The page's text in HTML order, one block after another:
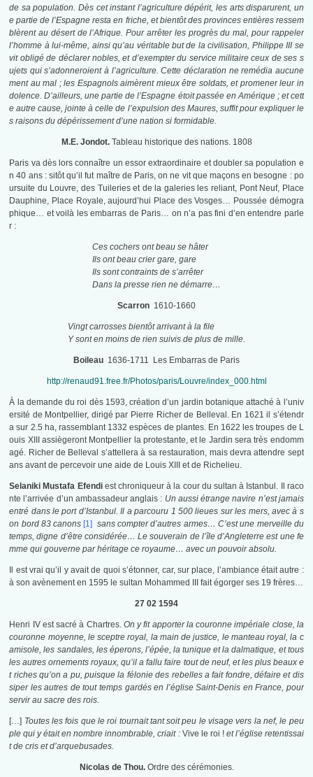
de sa population. Dès cet instant l’agriculture dépérit, les arts disparurent, un
e partie de l’Espagne resta en friche, et bientôt des provinces entières ressem
blèrent au désert de l’Afrique. Pour arrêter les progrès du mal, pour rappeler
l’homme à lui-même, ainsi qu’au véritable but de la civilisation, Philippe III se
vit obligé de déclarer nobles, et d’exempter du service militaire ceux de ses s
ujets qui s’adonneroient à l’agriculture. Cette déclaration ne remédia aucune
ment au mal ; les Espagnols aimèrent mieux être soldats, et promener leur in
dolence. D’ailleurs, une partie de l’Espagne étoit passée en Amérique ; et cett
e autre cause, jointe à celle de l’expulsion des Maures, suffit pour expliquer le
s raisons du dépérissement d’une nation si formidable.
M.E. Jondot. Tableau historique des nations. 1808
Paris va dès lors connaître un essor extraordinaire et doubler sa population e
n 40 ans : sitôt qu’il fut maître de Paris, on ne vit que maçons en besogne : po
ursuite du Louvre, des Tuileries et de la galeries les reliant, Pont Neuf, Place
Dauphine, Place Royale, aujourd’hui Place des Vosges… Poussée démogra
phique… et voilà les embarras de Paris… on n’a pas fini d’en entendre parle
r :
Ces cochers ont beau se hâter
Ils ont beau crier gare, gare
Ils sont contraints de s’arrêter
Dans la presse rien ne démarre…
Scarron 1610-1660
Vingt carrosses bientôt arrivant à la file
Y sont en moins de rien suivis de plus de mille.
Boileau 1636-1711 Les Embarras de Paris
http://renaud91.free.fr/Photos/paris/Louvre/index_000.html
À la demande du roi dès 1593, création d’un jardin botanique attaché à l’univ
ersité de Montpellier, dirigé par Pierre Richer de Belleval. En 1621 il s’étendr
a sur 2.5 ha, rassemblant 1332 espèces de plantes. En 1622 les troupes de L
ouis XIII assiègeront Montpellier la protestante, et le Jardin sera très endomm
agé. Richer de Belleval s’attellera à sa restauration, mais devra attendre sept
ans avant de percevoir une aide de Louis XIII et de Richelieu.
Selaniki Mustafa Efendiest chroniqueur à la cour du sultan à Istanbul. Il raco
nte l’arrivée d’un ambassadeur anglais : Un aussi étrange navire n’est jamais
entré dans le port d’Istanbul. Il a parcouru 1 500 lieues sur les mers, avec à s
on bord 83 canons [1] sans compter d’autres armes… C’est une merveille du
temps, digne d’être considérée… Le souverain de l’île d’Angleterre est une fe
mme qui gouverne par héritage ce royaume… avec un pouvoir absolu.
Il est vrai qu’il y avait de quoi s’étonner, car, sur place, l’ambiance était autre :
à son avènement en 1595 le sultan Mohammed III fait égorger ses 19 frères…
27 02 1594
Henri IV est sacré à Chartres. On y fit apporter la couronne impériale close, la
couronne moyenne, le sceptre royal, la main de justice, le manteau royal, la c
amisole, les sandales, les éperons, l’épée, la tunique et la dalmatique, et tous
les autres ornements royaux, qu’il a fallu faire tout de neuf, et les plus beaux e
t riches qu’on a pu, puisque la félonie des rebelles a fait fondre, défaire et dis
siper les autres de tout temps gardés en l’église Saint-Denis en France, pour
servir au sacre des rois.
[…] Toutes les fois que le roi tournait tant soit peu le visage vers la nef, le peu
ple qui y était en nombre innombrable, criait : Vive le roi !et l’église retentissai
t de cris et d’arquebusades.
Nicolas de Thou. Ordre des cérémonies.